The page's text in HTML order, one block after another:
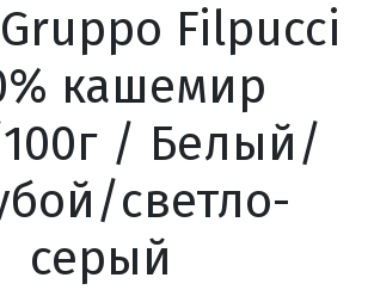
Gruppo Filpucci
кашемир
/ Белый/
светло-
серый